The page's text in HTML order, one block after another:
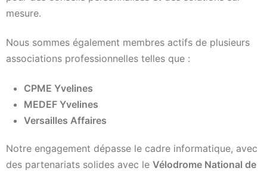
mesure.
Nous sommes également membres actifs de plusieurs
associations professionnelles telles que :
CPME Yvelines
MEDEF Yvelines
Versailles Affaires
Notre engagement dépasse le cadre informatique, avec
des partenariats solides avec le Vélodrome National de